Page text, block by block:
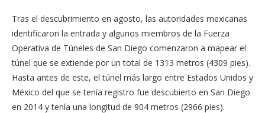
Tras el descubrimiento en agosto, las autoridades mexicanas
identificaron la entrada y algunos miembros de la Fuerza
Operativa de Túneles de San Diego comenzaron a mapear el
túnel que se extiende por un total de 1313 metros (4309 pies).
Hasta antes de este, el túnel más largo entre Estados Unidos y
México del que se tenía registro fue descubierto en San Diego
en 2014 y tenía una longitud de 904 metros (2966 pies).